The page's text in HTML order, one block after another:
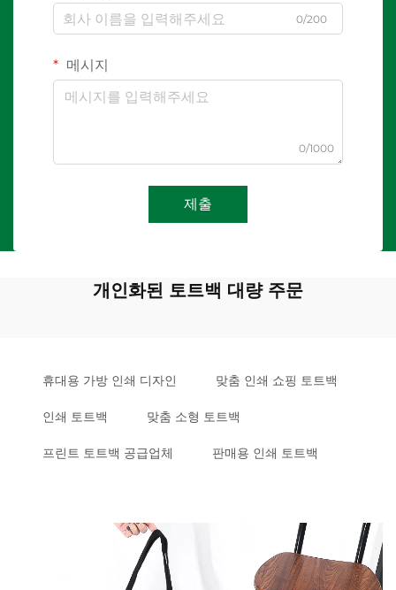
0/200
메시지
0/1000
제출
개인화된 토트백 대량 주문
휴대용 가방 인쇄 디자인 맞춤 인쇄 쇼핑 토트백
인쇄 토트백 맞춤 소형 토트백
프린트 토트백 공급업체 판매용 인쇄 토트백